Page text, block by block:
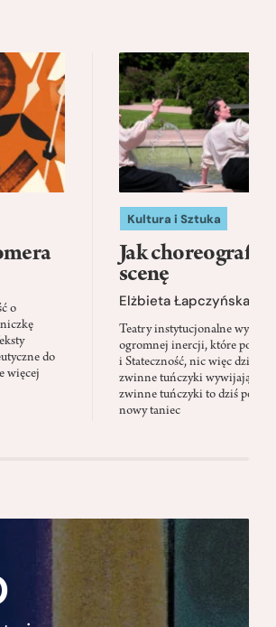
o
do
więcej
Kultura i Sztuka
Jak
scenę
Elżbieta Łapczyńska
Teatry instytucjonalne
ogromnej inercji, które ponad
i Stateczność, nic więc
zwinne tuńczyki wywijają
zwinne tuńczyki to dziś
nowy taniec